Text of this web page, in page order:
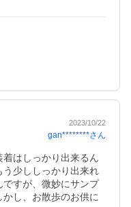
2023/10/22
gan********さん
はしっかり出来るん
少ししっかり出来れ
すが、微妙にサンプ
し、お散歩のお供に